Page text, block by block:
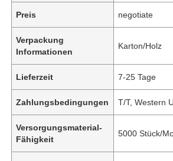
Preis negotiate
Verpackung
Informationen
Karton/Holz
Lieferzeit 7-25 Tage
Zahlungsbedingungen T/T, Western
Versorgungsmaterial-
Fähigkeit
5000 Stück/